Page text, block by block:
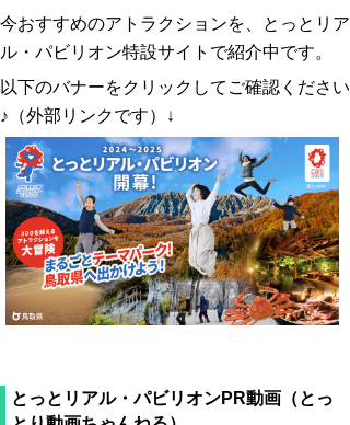
今おすすめのアトラクションを、とっとリア
ル・パビリオン特設サイトで紹介中です。
以下のバナーをクリックしてご確認ください
♪（外部リンクです）↓
とっとリアル・パビリオンPR動画（とっ